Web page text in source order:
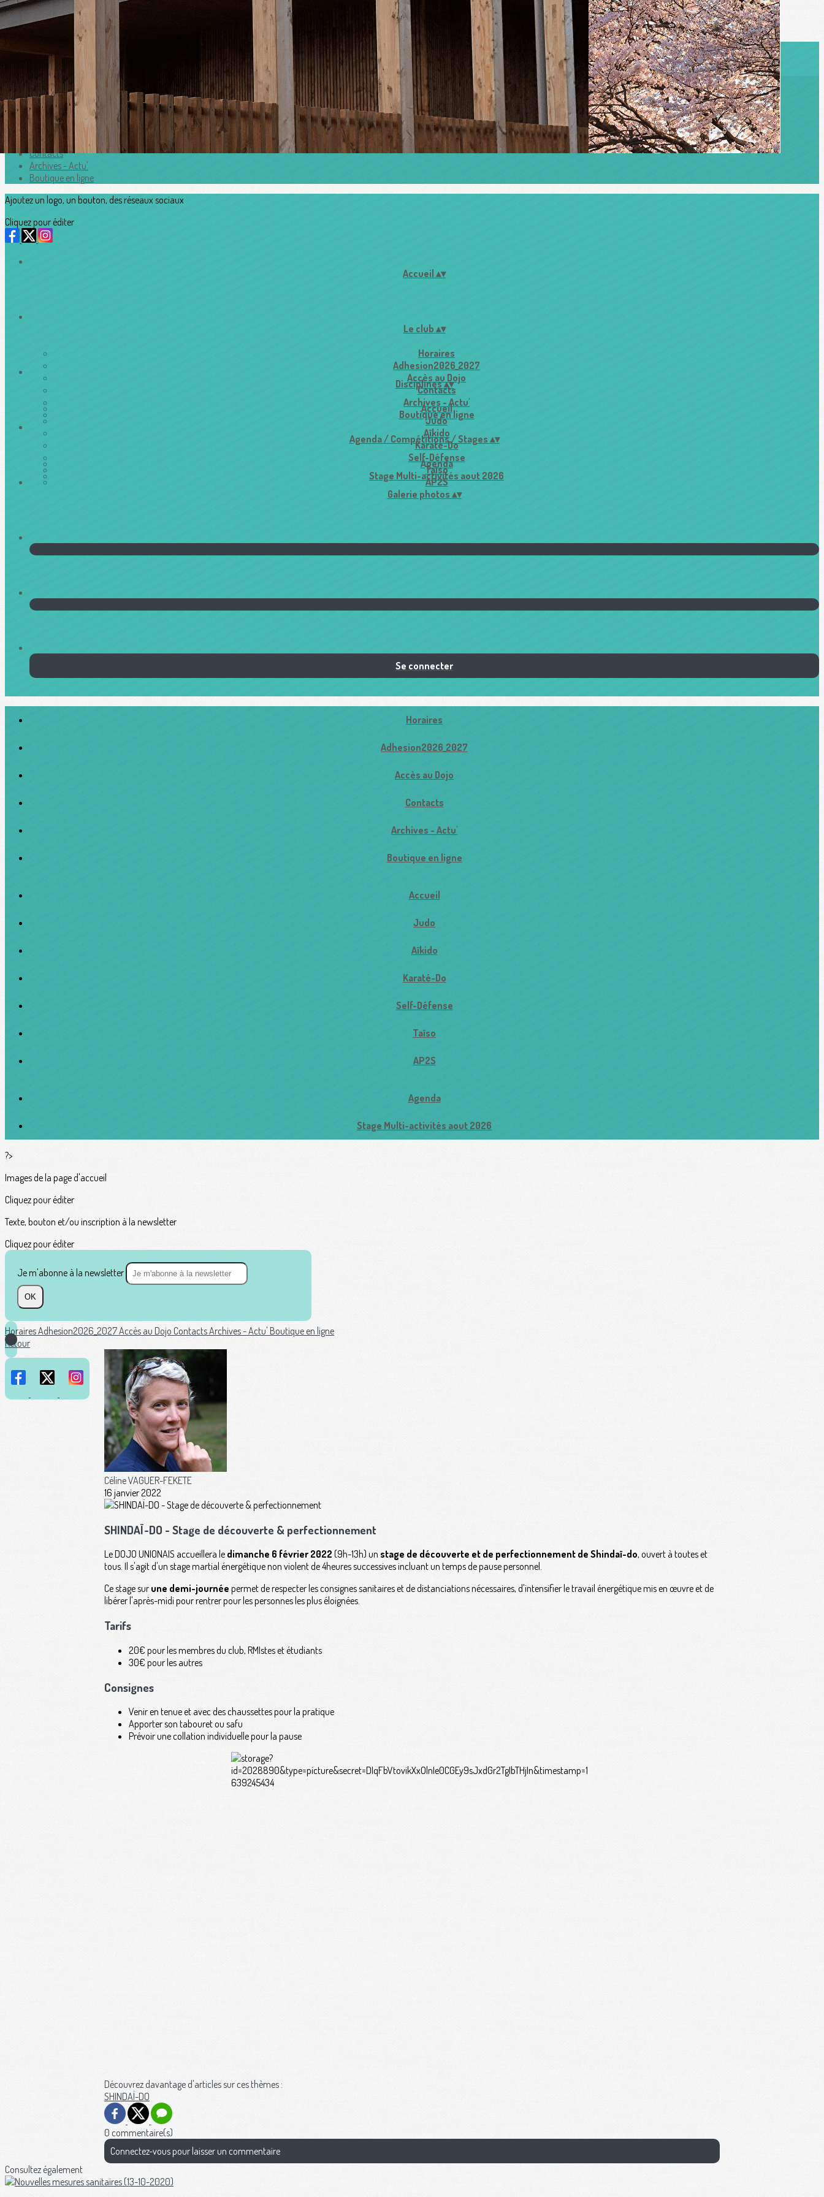
Exporter les lignes sélectionnées
Exporter toutes les colonnes
Exporter uniquement les colonnes affichées
<
Horaires
Adhesion2026_2027
Accès au Dojo
Contacts
Archives - Actu'
Boutique en ligne
Ajoutez un logo, un bouton, des réseaux sociaux
Cliquez pour éditer
Accueil ▴▾
Le club ▴▾
Horaires
Adhesion2026_2027
Accès au Dojo
Contacts
Archives - Actu'
Boutique en ligne
Disciplines▴▾
Accueil
Judo
Aïkido
Karaté-Do
Self-Défense
Taïso
AP2S
Agenda / Compétitions / Stages ▴▾
Agenda
Stage Multi-activités aout 2026
Galerie photos ▴▾
Se connecter
Horaires
Adhesion2026_2027
Accès au Dojo
Contacts
Archives - Actu'
Boutique en ligne
Accueil
Judo
Aïkido
Karaté-Do
Self-Défense
Taïso
AP2S
Agenda
Stage Multi-activités aout 2026
?>
Images de la page d'accueil
Cliquez pour éditer
Texte, bouton et/ou inscription à la newsletter
Cliquez pour éditer
Je m'abonne à la newsletter
OK
HorairesAdhesion2026_2027Accès au Dojo ContactsArchives - Actu' Boutique en ligne
Retour
Céline VAGUER-FEKETE
16 janvier 2022
SHINDAÏ-DO - Stage de découverte & perfectionnement
Le DOJO UNIONAIS accueillera le dimanche 6 février 2022 (9h-13h) un stage de découverte et de perfectionnement de Shindaï-do, ouvert à toutes et
tous. Il s'agit d'un stage martial énergétique non violent de 4heures successives incluant un temps de pause personnel.
Ce stage sur une demi-journée permet de respecter les consignes sanitaires et de distanciations nécessaires, d'intensifier le travail énergétique mis en œuvre et de
libérer l'après-midi pour rentrer pour les personnes les plus éloignées.
Tarifs
20€ pour les membres du club, RMIstes et étudiants
30€ pour les autres
Consignes
Venir en tenue et avec des chaussettes pour la pratique
Apporter son tabouret ou safu
Prévoir une collation individuelle pour la pause
Découvrez davantage d'articles sur ces thèmes :
SHINDAÏ-DO
0 commentaire(s)
Connectez-vous pour laisser un commentaire
Consultez également